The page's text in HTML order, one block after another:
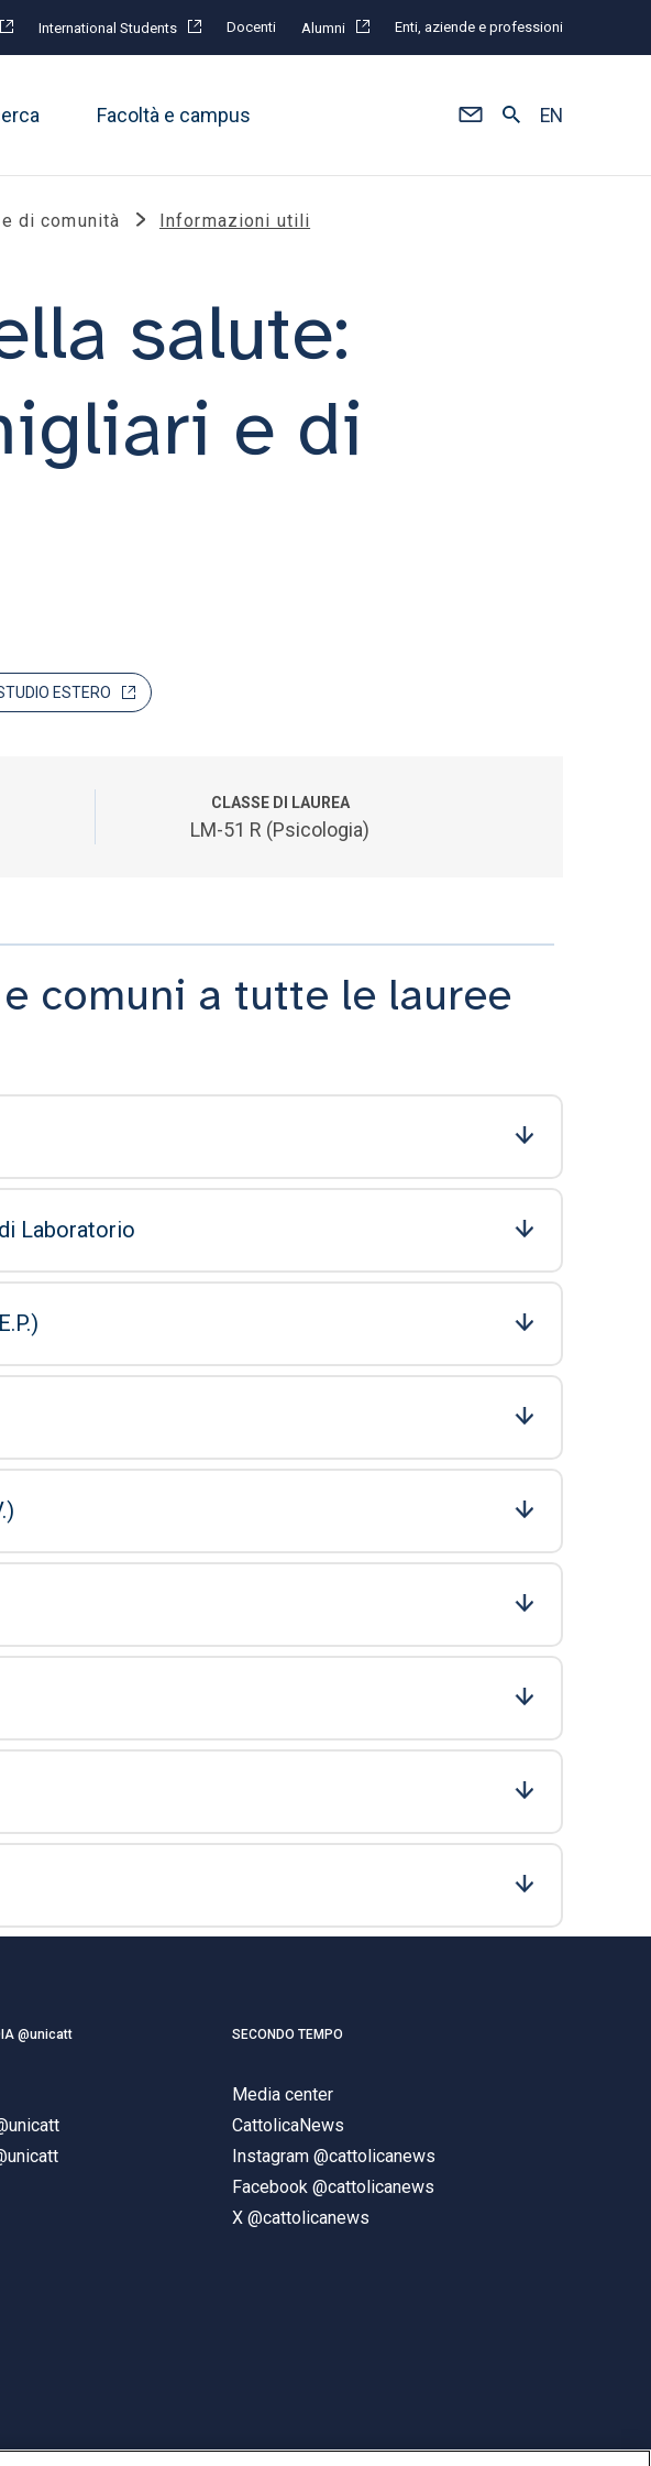
International Students Docenti Alumni Enti, aziende e professioni
Facoltà e campus EN
di comunità Informazioni utili
salute:
e di
ESTERO
CLASSE DI LAUREA
LM-51 R (Psicologia)
comuni a tutte le lauree
Laboratorio
@unicatt SECONDO TEMPO
Media center
CattolicaNews
Instagram @cattolicanews
Facebook @cattolicanews
X @cattolicanews